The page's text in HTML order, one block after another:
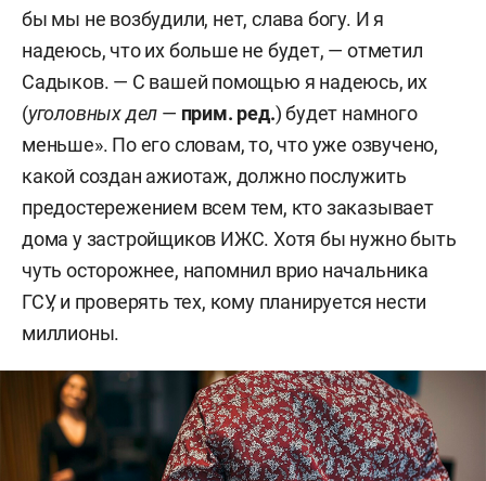
бы мы не возбудили, нет, слава богу. И я
надеюсь, что их больше не будет, — отметил
Садыков. — С вашей помощью я надеюсь, их
(уголовных дел — прим. ред.) будет намного
меньше». По его словам, то, что уже озвучено,
какой создан ажиотаж, должно послужить
предостережением всем тем, кто заказывает
дома у застройщиков ИЖС. Хотя бы нужно быть
чуть осторожнее, напомнил врио начальника
ГСУ, и проверять тех, кому планируется нести
миллионы.